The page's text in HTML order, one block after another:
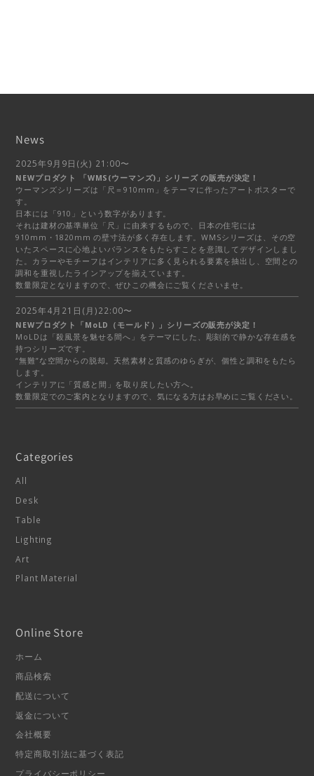
News
2025年9月9日(火) 21:00〜
NEWプロダクト 「WMS(ウーマンズ)」シリーズ の販売が決定！
ウーマンズシリーズは「尺＝910mm」をテーマに作ったアートポスターで
す。
日本には「910」という数字があります。
それは建材の基準単位「尺」に由来するもので、日本の住宅には
910mm・1820mm の壁寸法が多く存在します。WMSシリーズは、その空
いたスペースに心地よいバランスをもたらすことを意識してデザインしまし
た。カラーやモチーフはインテリアに多く見られる要素を抽出し、空間との
調和を重視したラインアップを揃えています。
数量限定となりますので、ぜひこの機会にご覧くださいませ。
2025年4月21日(月)22:00〜
NEWプロダクト「MoLD（モールド）」シリーズの販売が決定！
MoLDは「殺風景を魅せる間へ」をテーマにした、彫刻的で静かな存在感を
持つシリーズです。
“無難”な空間からの脱却。天然素材と質感のゆらぎが、個性と調和をもたら
します。
インテリアに「質感と間」を取り戻したい方へ。
数量限定でのご案内となりますので、気になる方はお早めにご覧ください。
Categories
All
Desk
Table
Lighting
Art
Plant Material
Online Store
ホーム
商品検索
配送について
返金について
会社概要
特定商取引法に基づく表記
プライバシーポリシー